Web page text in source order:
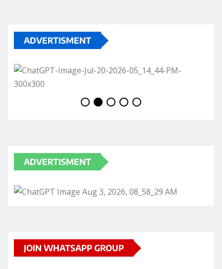
ADVERTISMENT
ADVERTISMENT
JOIN WHATSAPP GROUP